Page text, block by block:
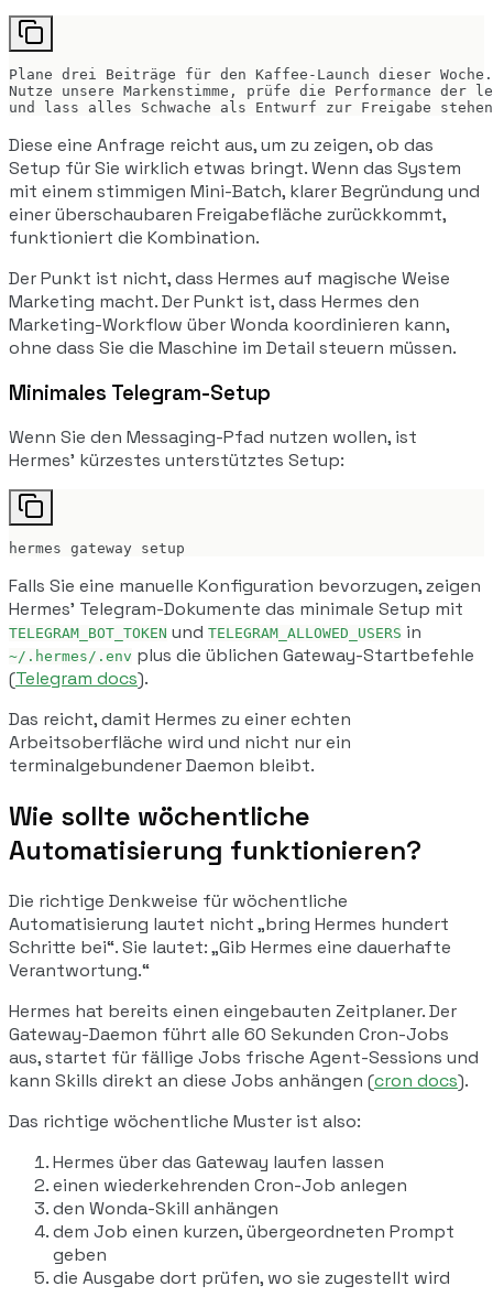
Plane drei Beiträge für den Kaffee-Launch dieser Woche.
Nutze unsere Markenstimme, prüfe die Performance der
und lass alles Schwache als Entwurf zur Freigabe
Diese eine Anfrage reicht aus, um zu zeigen, ob das
Setup für Sie wirklich etwas bringt. Wenn das System
mit einem stimmigen Mini-Batch, klarer Begründung und
einer überschaubaren Freigabefläche zurückkommt,
funktioniert die Kombination.
Der Punkt ist nicht, dass Hermes auf magische Weise
Marketing macht. Der Punkt ist, dass Hermes den
Marketing-Workflow über Wonda koordinieren kann,
ohne dass Sie die Maschine im Detail steuern müssen.
Minimales Telegram-Setup
Wenn Sie den Messaging-Pfad nutzen wollen, ist
Hermes' kürzestes unterstütztes Setup:
hermes gateway setup
Falls Sie eine manuelle Konfiguration bevorzugen, zeigen
Hermes' Telegram-Dokumente das minimale Setup mit
TELEGRAM_BOT_TOKEN und TELEGRAM_ALLOWED_USERS in
~/.hermes/.env plus die üblichen Gateway-Startbefehle
(Telegram docs).
Das reicht, damit Hermes zu einer echten
Arbeitsoberfläche wird und nicht nur ein
terminalgebundener Daemon bleibt.
Wie sollte wöchentliche
Automatisierung funktionieren?
Die richtige Denkweise für wöchentliche
Automatisierung lautet nicht „bring Hermes hundert
Schritte bei“. Sie lautet: „Gib Hermes eine dauerhafte
Verantwortung.“
Hermes hat bereits einen eingebauten Zeitplaner. Der
Gateway-Daemon führt alle 60 Sekunden Cron-Jobs
aus, startet für fällige Jobs frische Agent-Sessions und
kann Skills direkt an diese Jobs anhängen (cron docs).
Das richtige wöchentliche Muster ist also:
Hermes über das Gateway laufen lassen
einen wiederkehrenden Cron-Job anlegen
den Wonda-Skill anhängen
dem Job einen kurzen, übergeordneten Prompt
geben
die Ausgabe dort prüfen, wo sie zugestellt wird